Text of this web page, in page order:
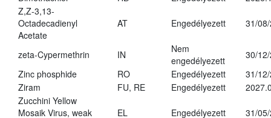
Z,Z-3,13-
Octadecadienyl
Acetate
AT Engedélyezett 31/
zeta-Cypermethrin IN
Nem
engedélyezett
30/
Zinc phosphide
RO Engedélyezett
31/
Ziram
FU, RE Engedélyezett
Zucchini Yellow
Mosaik Virus, weak
EL Engedélyezett 31/